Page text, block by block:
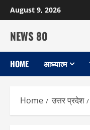
Skip
to
content
August 9, 2026
NEWS 80
HOME आध्यात्म
Home उत्तर प्रदेश